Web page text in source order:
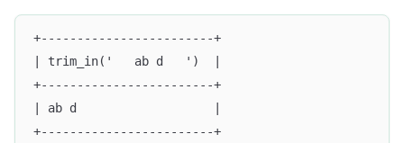
+------------------------+
| trim_in('   ab d   ')  |
+------------------------+
| ab d                   |
+------------------------+